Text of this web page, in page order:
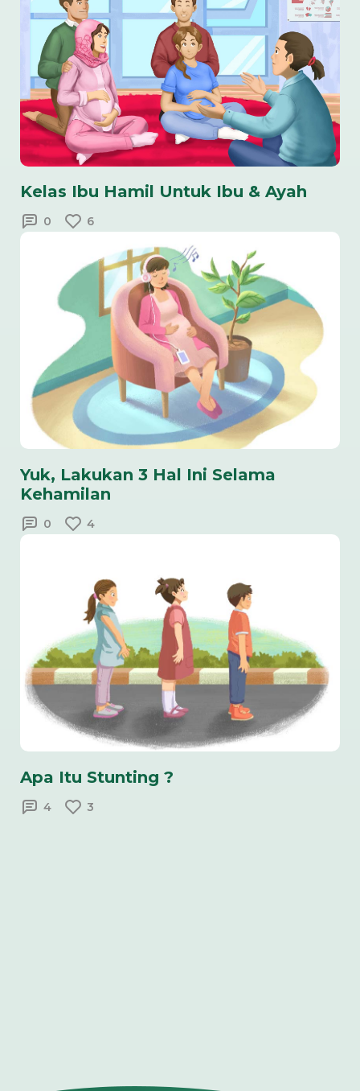
Kelas Ibu Hamil Untuk Ibu & Ayah
0 6
Yuk, Lakukan 3 Hal Ini Selama
Kehamilan
0 4
Apa Itu Stunting ?
4 3